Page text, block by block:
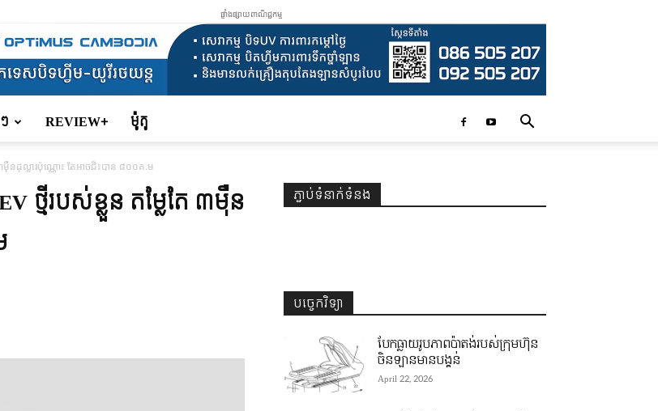
ផ្ទាំងផ្សាយពាណិជ្ជកម្ម
REVIEW+ ម៉ូតូ
៣មុឺនដុល្លារប៉ុណ្ណោះ តែអាចជិះបាន ៨០០គ.ម
ថ្មីរបស់ខ្លួន តម្លែតែ ៣មុឺន
ភ្ជាប់ទំនាក់ទំនង
បច្ចេកវិទ្យា
បែកធ្លាយរូបភាពប៉ាតង់របស់ក្រុមហ៊ុន
ចិនឡានមានបង្គន់
April 22, 2026